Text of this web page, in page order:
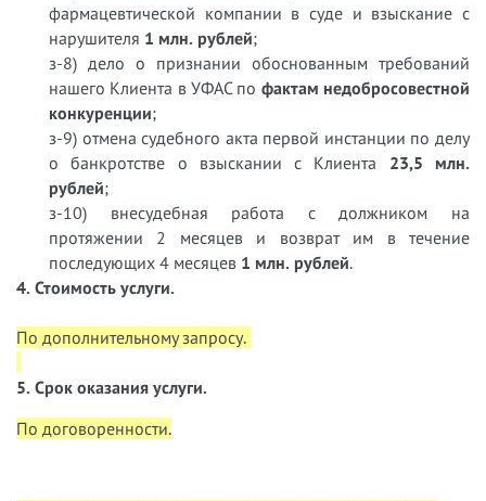
фармацевтической компании в суде и взыскание с
нарушителя 1 млн. рублей;
з-8) дело о признании обоснованным требований
нашего Клиента в УФАС по фактам недобросовестной
конкуренции;
з-9) отмена судебного акта первой инстанции по делу
о банкротстве о взыскании с Клиента 23,5 млн.
рублей;
з-10) внесудебная работа с должником на
протяжении 2 месяцев и возврат им в течение
последующих 4 месяцев 1 млн. рублей.
4. Стоимость услуги.
По дополнительному запросу.
5. Срок оказания услуги.
По договоренности.